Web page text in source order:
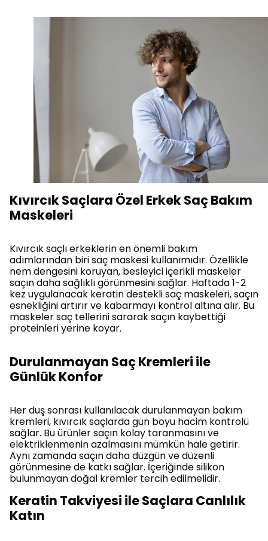
Kıvırcık Saçlara Özel Erkek Saç Bakım
Maskeleri
Kıvırcık saçlı erkeklerin en önemli bakım
adımlarından biri saç maskesi kullanımıdır. Özellikle
nem dengesini koruyan, besleyici içerikli maskeler
saçın daha sağlıklı görünmesini sağlar. Haftada 1-2
kez uygulanacak keratin destekli saç maskeleri, saçın
esnekliğini artırır ve kabarmayı kontrol altına alır. Bu
maskeler saç tellerini sararak saçın kaybettiği
proteinleri yerine koyar.
Durulanmayan Saç Kremleri ile
Günlük Konfor
Her duş sonrası kullanılacak durulanmayan bakım
kremleri, kıvırcık saçlarda gün boyu hacim kontrolü
sağlar. Bu ürünler saçın kolay taranmasını ve
elektriklenmenin azalmasını mümkün hale getirir.
Aynı zamanda saçın daha düzgün ve düzenli
görünmesine de katkı sağlar. İçeriğinde silikon
bulunmayan doğal kremler tercih edilmelidir.
Keratin Takviyesi ile Saçlara Canlılık
Katın